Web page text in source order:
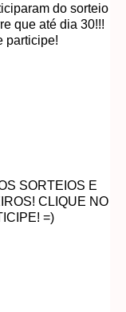
do sorteio
que até dia 30!!!
participe!
SORTEIOS E
CLIQUE NO
=)